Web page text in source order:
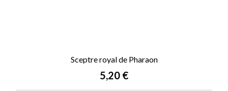
Sceptre royal de Pharaon
Prix
5,20 €